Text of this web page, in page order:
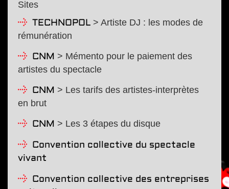
Sites
TECHNOPOL > Artiste DJ : les modes de
rémunération
CNM > Mémento pour le paiement des
artistes du spectacle
CNM > Les tarifs des artistes-interprètes
en brut
CNM > Les 3 étapes du disque
Convention collective du spectacle
vivant
Convention collective des entreprises